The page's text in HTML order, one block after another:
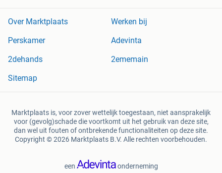
Over Marktplaats
Werken bij
Perskamer
Adevinta
2dehands
2ememain
Sitemap
Marktplaats is, voor zover wettelijk toegestaan, niet aansprakelijk
voor (gevolg)schade die voortkomt uit het gebruik van deze site,
dan wel uit fouten of ontbrekende functionaliteiten op deze site.
Copyright © 2026 Marktplaats B.V. Alle rechten voorbehouden.
een onderneming